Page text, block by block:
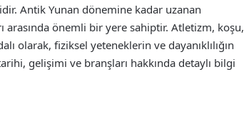
Antik Yunan dönemine kadar uzanan
önemli bir yere sahiptir. Atletizm, koşu,
olarak, fiziksel yeteneklerin ve dayanıklılığın
gelişimi ve branşları hakkında detaylı bilgi